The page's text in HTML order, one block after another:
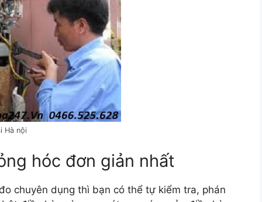
Hà nội
hóc đơn giản nhất
chuyên dụng thì bạn có thể tự kiểm tra, phán